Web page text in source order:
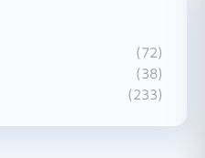
(72)
(38)
(233)